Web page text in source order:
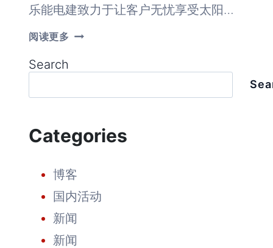
乐能电建致力于让客户无忧享受太阳…
阅读更多 乐
经
客
户
造
价
值
Search
Categories
博客
国内活动
新闻
新闻